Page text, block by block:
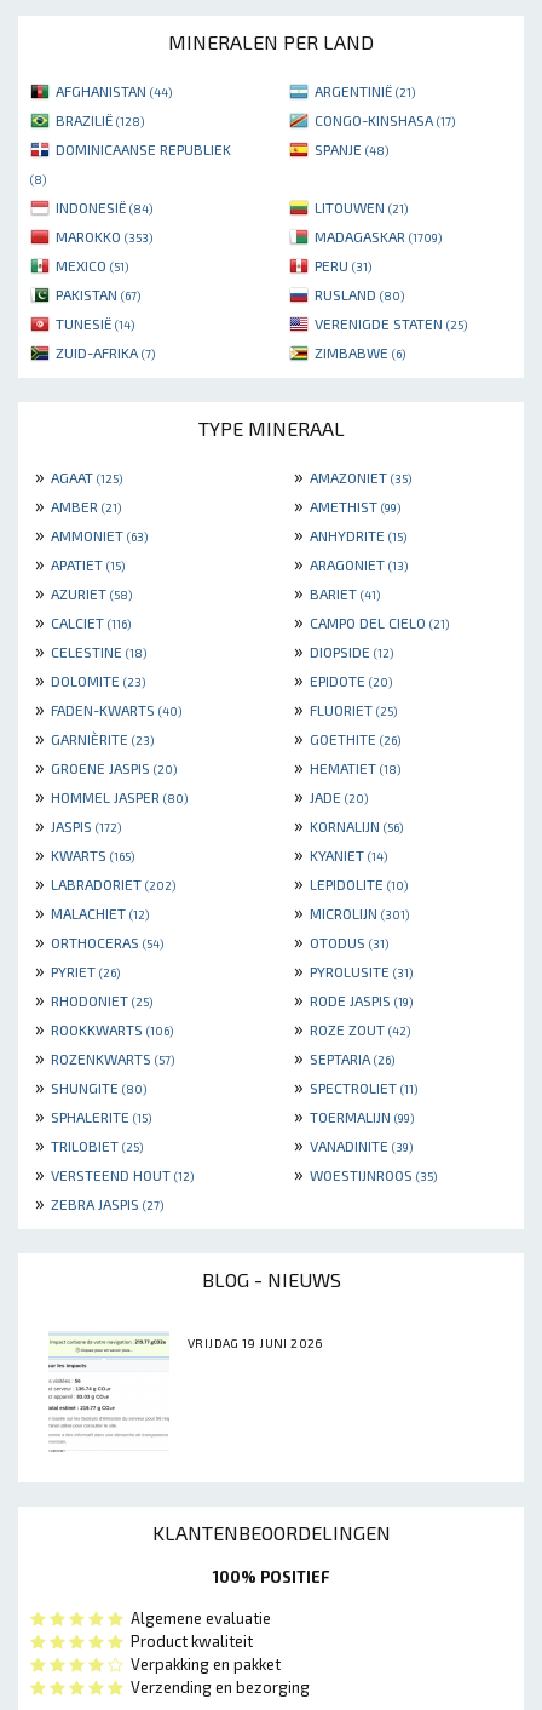
MINERALEN PER LAND
AFGHANISTAN (44) ARGENTINIË (21)
BRAZILIË (128) CONGO-KINSHASA (17)
DOMINICAANSE REPUBLIEK
(8)
SPANJE (48)
INDONESIË (84) LITOUWEN (21)
MAROKKO (353) MADAGASKAR (1709)
MEXICO (51) PERU (31)
PAKISTAN (67) RUSLAND (80)
TUNESIË (14) VERENIGDE STATEN (25)
ZUID-AFRIKA (7) ZIMBABWE (6)
TYPE MINERAAL
» AGAAT (125) » AMAZONIET (35)
» AMBER (21) » AMETHIST (99)
» AMMONIET (63) » ANHYDRITE (15)
» APATIET (15) » ARAGONIET (13)
» AZURIET (58) » BARIET (41)
» CALCIET (116) » CAMPO DEL CIELO (21)
» CELESTINE (18) » DIOPSIDE (12)
» DOLOMITE (23) » EPIDOTE (20)
» FADEN-KWARTS (40) » FLUORIET (25)
» GARNIÈRITE (23) » GOETHITE (26)
» GROENE JASPIS (20) » HEMATIET (18)
» HOMMEL JASPER (80) » JADE (20)
» JASPIS (172) » KORNALIJN (56)
» KWARTS (165) » KYANIET (14)
» LABRADORIET (202) » LEPIDOLITE (10)
» MALACHIET (12) » MICROLIJN (301)
» ORTHOCERAS (54) » OTODUS (31)
» PYRIET (26) » PYROLUSITE (31)
» RHODONIET (25) » RODE JASPIS (19)
» ROOKKWARTS (106) » ROZE ZOUT (42)
» ROZENKWARTS (57) » SEPTARIA (26)
» SHUNGITE (80) » SPECTROLIET (11)
» SPHALERITE (15) » TOERMALIJN (99)
» TRILOBIET (25) » VANADINITE (39)
» VERSTEEND HOUT (12) » WOESTIJNROOS (35)
» ZEBRA JASPIS (27)
BLOG - NIEUWS
VRIJDAG 19 JUNI 2026
KLANTENBEOORDELINGEN
100% POSITIEF
Algemene evaluatie
Product kwaliteit
Verpakking en pakket
Verzending en bezorging